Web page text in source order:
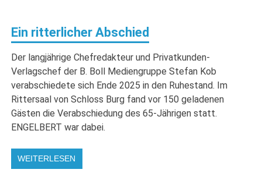
Ein ritterlicher Abschied
Der langjährige Chefredakteur und Privatkunden-
Verlagschef der B. Boll Mediengruppe Stefan Kob
verabschiedete sich Ende 2025 in den Ruhestand. Im
Rittersaal von Schloss Burg fand vor 150 geladenen
Gästen die Verabschiedung des 65-Jährigen statt.
ENGELBERT war dabei.
WEITERLESEN